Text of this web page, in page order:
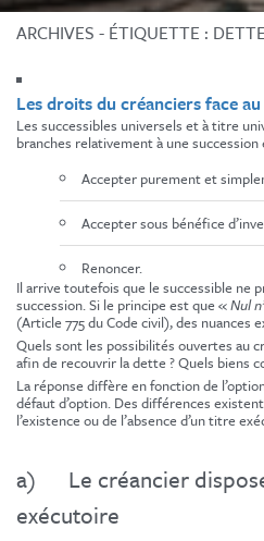
ARCHIVES - ÉTIQUETTE :
Les droits du créanciers face
Les successibles universels et à titre
branches relativement à une succession
Accepter purement et
Accepter sous bénéfice
Renoncer.
Il arrive toutefois que le successible ne
succession. Si le principe est que «Nul
(Article 775 du Code civil), des nuances
Quels sont les possibilités ouvertes au
afin de recouvrir la dette ? Quels biens
La réponse diffère en fonction de
défaut d’option. Des différences
l’existence ou de l’absence d’un titre
a) Le créancier
exécutoire